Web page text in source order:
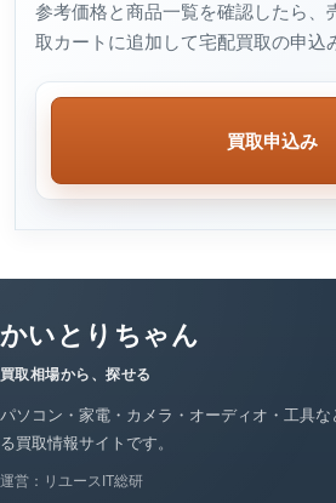
参考価格と商品一覧を確認したら、
取カートに追加して宅配買取の申込
買取申込み
かいとりちゃん
買取相場から、探せる
パソコン・家電・カメラ・オーディオ・工具な
る買取情報サイトです。
運営：リユースIT総研